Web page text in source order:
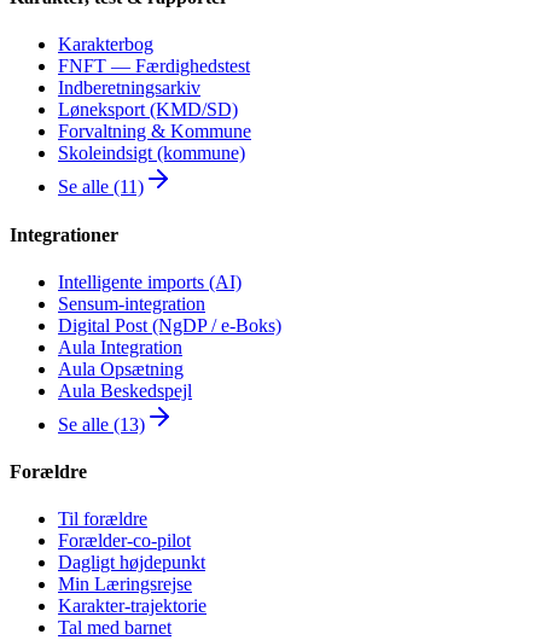
Karakterbog
FNFT — Færdighedstest
Indberetningsarkiv
Løneksport (KMD/SD)
Forvaltning & Kommune
Skoleindsigt (kommune)
Se alle (11)
Integrationer
Intelligente imports (AI)
Sensum-integration
Digital Post (NgDP / e-Boks)
Aula Integration
Aula Opsætning
Aula Beskedspejl
Se alle (13)
Forældre
Til forældre
Forælder-co-pilot
Dagligt højdepunkt
Min Læringsrejse
Karakter-trajektorie
Tal med barnet